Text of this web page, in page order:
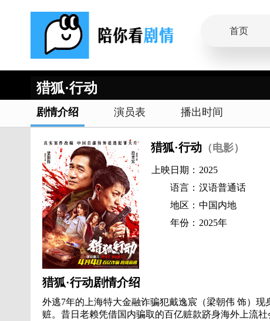
首页
猎狐·行动
剧情介绍 演员表 播出时间
猎狐·行动 （电影）
上映日期： 2025
语言： 汉语普通话
地区： 中国内地
年份： 2025年
猎狐·行动剧情介绍
外逃7年的上海特大金融诈骗犯戴逸宸（梁朝伟 饰）
赃。昔日老赖凭借国内骗取的百亿赃款跻身海外上流